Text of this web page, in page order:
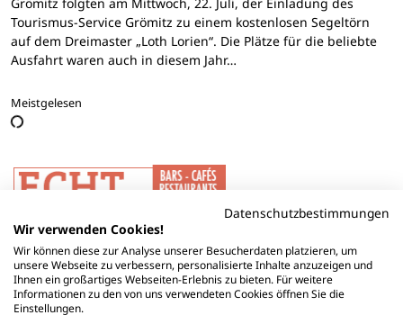
Tourismus-Service Grömitz zu einem kostenlosen Segeltörn
auf dem Dreimaster „Loth Lorien“. Die Plätze für die beliebte
Ausfahrt waren auch in diesem Jahr…
Meistgelesen
Datenschutzbestimmungen
Wir verwenden Cookies!
Wir können diese zur Analyse unserer Besucherdaten platzieren, um
unsere Webseite zu verbessern, personalisierte Inhalte anzuzeigen und
Ihnen ein großartiges Webseiten-Erlebnis zu bieten. Für weitere
Informationen zu den von uns verwendeten Cookies öffnen Sie die
Einstellungen.